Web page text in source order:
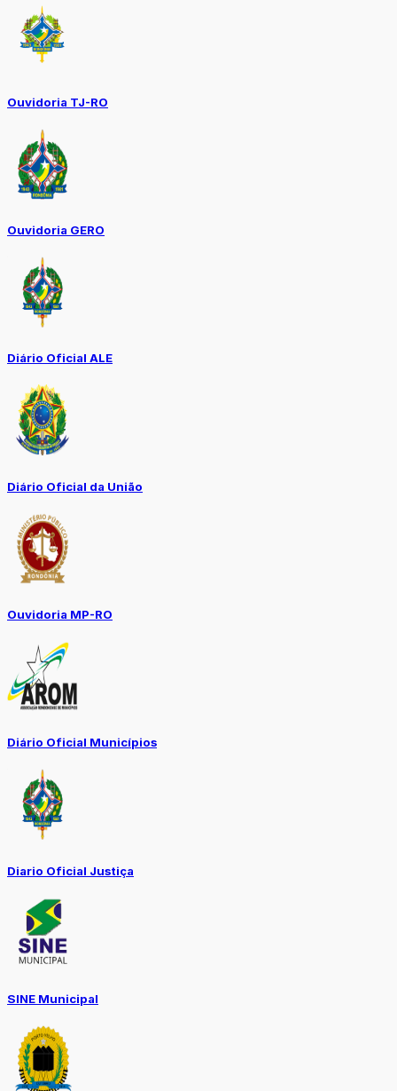
Ouvidoria TJ-RO
Ouvidoria GERO
Diário Oficial ALE
Diário Oficial da União
Ouvidoria MP-RO
Diário Oficial Municípios
Diario Oficial Justiça
SINE Municipal